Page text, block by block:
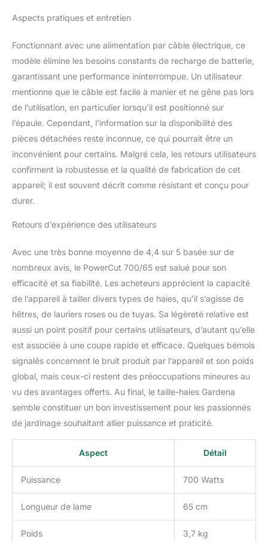
Aspects pratiques et entretien
Fonctionnant avec une alimentation par câble électrique, ce
modèle élimine les besoins constants de recharge de batterie,
garantissant une performance ininterrompue. Un utilisateur
mentionne que le câble est facile à manier et ne gêne pas lors
de l’utilisation, en particulier lorsqu’il est positionné sur
l’épaule. Cependant, l’information sur la disponibilité des
pièces détachées reste inconnue, ce qui pourrait être un
inconvénient pour certains. Malgré cela, les retours utilisateurs
confirment la robustesse et la qualité de fabrication de cet
appareil; il est souvent décrit comme résistant et conçu pour
durer.
Retours d’expérience des utilisateurs
Avec une très bonne moyenne de 4,4 sur 5 basée sur de
nombreux avis, le PowerCut 700/65 est salué pour son
efficacité et sa fiabilité. Les acheteurs apprécient la capacité
de l’appareil à tailler divers types de haies, qu’il s’agisse de
hêtres, de lauriers roses ou de tuyas. Sa légèreté relative est
aussi un point positif pour certains utilisateurs, d’autant qu’elle
est associée à une coupe rapide et efficace. Quelques bémols
signalés concernent le bruit produit par l’appareil et son poids
global, mais ceux-ci restent des préoccupations mineures au
vu des avantages offerts. Au final, le taille-haies Gardena
semble constituer un bon investissement pour les passionnés
de jardinage souhaitant allier puissance et praticité.
Aspect Détail
Puissance 700 Watts
Longueur de lame 65 cm
Poids 3,7 kg